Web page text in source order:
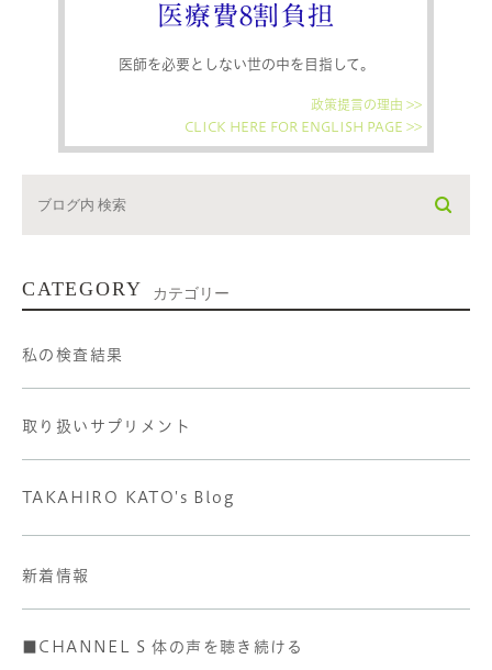
医療費8割負担
医師を必要としない世の中を目指して。
政策提言の理由 >>
CLICK HERE FOR ENGLISH PAGE >>
CATEGORY カテゴリー
私の検査結果
取り扱いサプリメント
TAKAHIRO KATO's Blog
新着情報
■CHANNEL S 体の声を聴き続ける